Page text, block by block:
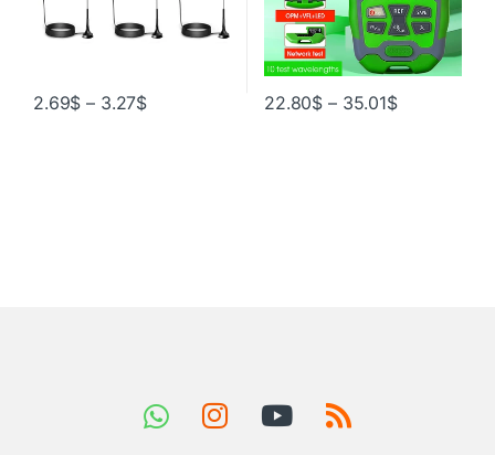
2.69$ – 3.27$ 22.80$ – 35.01$